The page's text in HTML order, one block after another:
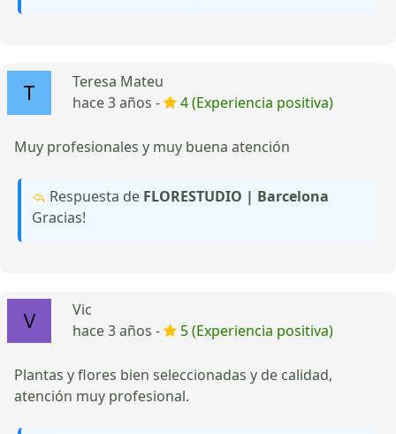
Teresa Mateu
hace 3 años -
4 (Experiencia positiva)
Muy profesionales y muy buena atención
Respuesta de FLORESTUDIO | Barcelona
Gracias!
Vic
hace 3 años -
5 (Experiencia positiva)
Plantas y flores bien seleccionadas y de calidad,
atención muy profesional.